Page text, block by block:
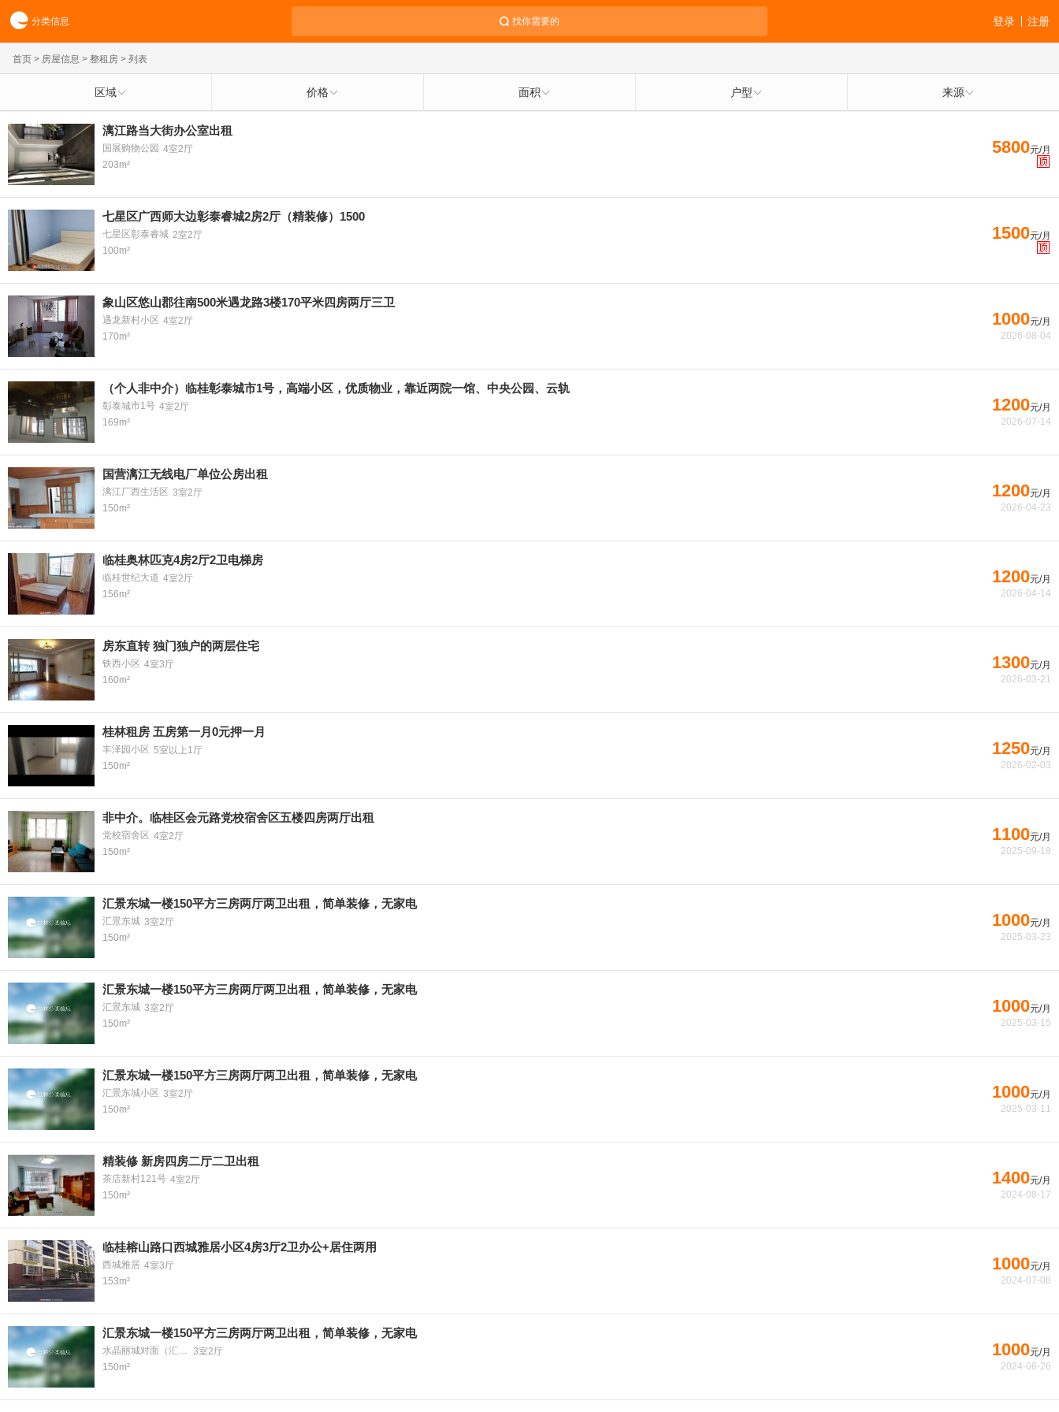
分类信息 找你需要的 注册
登录
首页 > 房屋信息 > 整租房 > 列表
区域 价格 面积 户型 来源
漓江路当大街办公室出租
国展购物公园 4室2厅
203m²
5800元/月
七星区广西师大边彰泰睿城2房2厅（精装修）1500
七星区彰泰睿城 2室2厅
100m²
1500元/月
象山区悠山郡往南500米遇龙路3楼170平米四房两厅三卫
遇龙新村小区 4室2厅
170m²
1000元/月
2026-08-04
（个人非中介）临桂彰泰城市1号，高端小区，优质物业，靠近两院一馆、中央公园、云轨
彰泰城市1号 4室2厅
169m²
1200元/月
2026-07-14
国营漓江无线电厂单位公房出租
漓江厂西生活区 3室2厅
150m²
1200元/月
2026-04-23
临桂奥林匹克4房2厅2卫电梯房
临桂世纪大道 4室2厅
156m²
1200元/月
2026-04-14
房东直转 独门独户的两层住宅
铁西小区 4室3厅
160m²
1300元/月
2026-03-21
桂林租房 五房第一月0元押一月
丰泽园小区 5室以上1厅
150m²
1250元/月
2026-02-03
非中介。临桂区会元路党校宿舍区五楼四房两厅出租
党校宿舍区 4室2厅
150m²
1100元/月
2025-09-18
汇景东城一楼150平方三房两厅两卫出租，简单装修，无家电
汇景东城 3室2厅
150m²
1000元/月
2025-03-23
汇景东城一楼150平方三房两厅两卫出租，简单装修，无家电
汇景东城 3室2厅
150m²
1000元/月
2025-03-15
汇景东城一楼150平方三房两厅两卫出租，简单装修，无家电
汇景东城小区 3室2厅
150m²
1000元/月
2025-03-11
精装修 新房四房二厅二卫出租
茶店新村121号 4室2厅
150m²
1400元/月
2024-08-17
临桂榕山路口西城雅居小区4房3厅2卫办公+居住两用
西城雅居 4室3厅
153m²
1000元/月
2024-07-08
汇景东城一楼150平方三房两厅两卫出租，简单装修，无家电
水晶丽城对面（汇景东城）
3室2厅
150m²
1000元/月
2024-06-26